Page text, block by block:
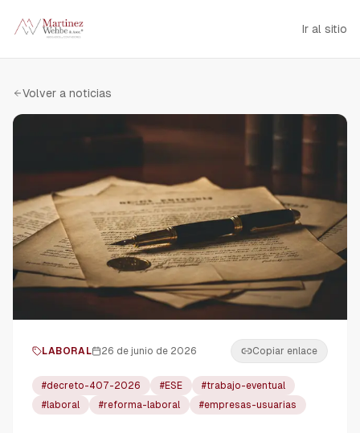
Ir al sitio
Volver a noticias
LABORAL 26 de junio de 2026 Copiar enlace
#decreto-407-2026 #ESE #trabajo-eventual
#laboral #reforma-laboral #empresas-usuarias